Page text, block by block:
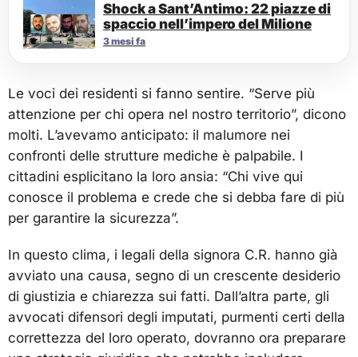
Shock a Sant’Antimo: 22 piazze di
spaccio nell’impero del Milione
3 mesi fa
Le voci dei residenti si fanno sentire. “Serve più
attenzione per chi opera nel nostro territorio”, dicono
molti. L’avevamo anticipato: il malumore nei
confronti delle strutture mediche è palpabile. I
cittadini esplicitano la loro ansia: “Chi vive qui
conosce il problema e crede che si debba fare di più
per garantire la sicurezza”.
In questo clima, i legali della signora C.R. hanno già
avviato una causa, segno di un crescente desiderio
di giustizia e chiarezza sui fatti. Dall’altra parte, gli
avvocati difensori degli imputati, purmenti certi della
correttezza del loro operato, dovranno ora preparare